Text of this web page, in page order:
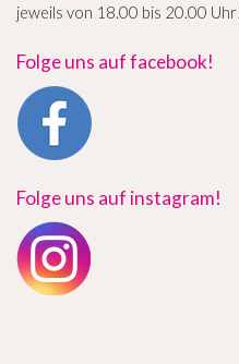
jeweils von 18.00 bis 20.00 Uhr!
Folge uns auf facebook!
Folge uns auf instagram!